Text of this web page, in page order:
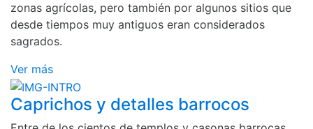
zonas agrícolas, pero también por algunos sitios que
desde tiempos muy antiguos eran considerados
sagrados.
Ver más
Caprichos y detalles barrocos